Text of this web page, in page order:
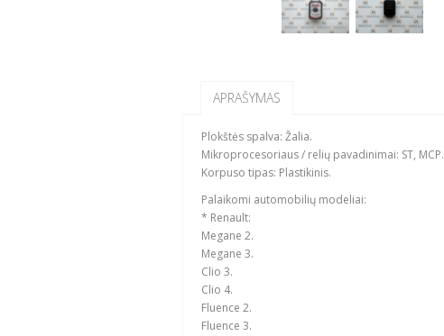
APRAŠYMAS
Plokštės spalva: Žalia.
Mikroprocesoriaus / relių pavadinimai: ST, MCP.
Korpuso tipas: Plastikinis.
Palaikomi automobilių modeliai:
* Renault:
Megane 2.
Megane 3.
Clio 3.
Clio 4.
Fluence 2.
Fluence 3.